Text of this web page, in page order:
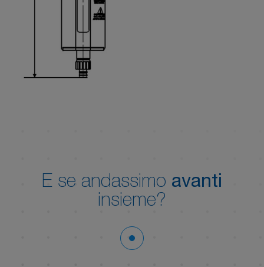
E se andassimo avanti
insieme?